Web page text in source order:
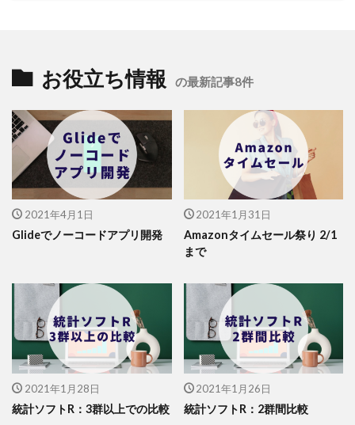
お役立ち情報 の最新記事8件
2021年4月1日
Glideでノーコードアプリ開発
2021年1月31日
Amazonタイムセール祭り 2/1
まで
2021年1月28日
統計ソフトR：3群以上での比較
2021年1月26日
統計ソフトR：2群間比較